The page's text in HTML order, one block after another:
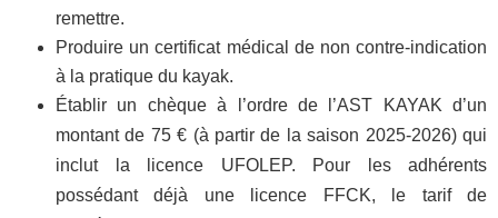
remettre.
Produire un certificat médical de non contre-indication
à la pratique du kayak.
Établir un chèque à l’ordre de l’AST KAYAK d’un
montant de 75 € (à partir de la saison 2025-2026) qui
inclut la licence UFOLEP. Pour les adhérents
possédant déjà une licence FFCK, le tarif de